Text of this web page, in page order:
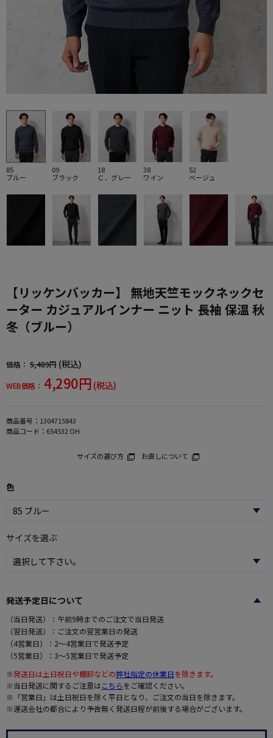
85
ブルー
09
ブラック
18
Ｃ．グレー
38
ワイン
52
ベージュ
【リッケンバッカー】 無地天竺モックネックセ
ーター カジュアルインナー ニット 長袖 保温 秋
冬（ブルー）
価格： 5,489円 (税込)
WEB価格： 4,290円 (税込)
商品番号： 1304715843
商品コード： 654532 OH
サイズの選び方 お直しについて
色
サイズを選ぶ
発送予定日について
（当日発送）：午前9時までのご注文で当日発送
（翌日発送）：ご注文の翌営業日の発送
（4営業日）：2～4営業日で発送予定
（5営業日）：3～5営業日で発送予定
※発送日は土日祝日や棚卸などの弊社指定の休業日を除きます。
※当日発送に関するご注意はこちらをご確認ください。
※「営業日」は土日祝日を除く平日となり、ご注文の当日を除きます。
※運送会社の都合により予告無く発送日程が前後する場合がございます。